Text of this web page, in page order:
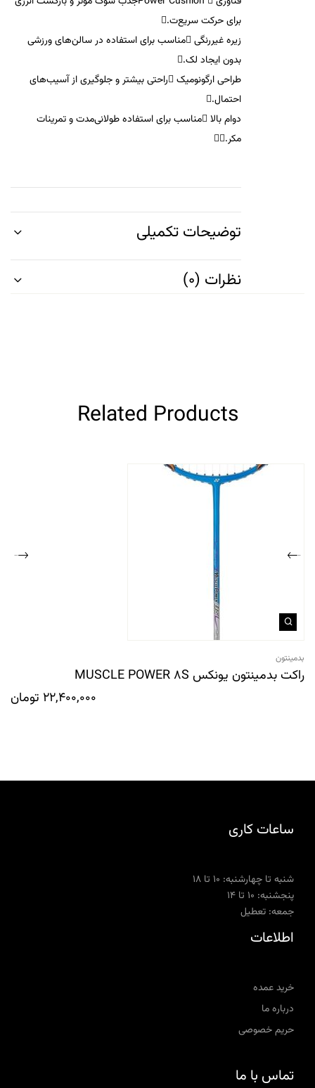
برای حرکت سریع‌ت.
زیره غیررنگی مناسب برای استفاده در سالن‌های ورزشی
بدون ایجاد لک.
طراحی ارگونومیک راحتی بیشتر و جلوگیری از آسیب‌های
احتمال.
دوام بالا مناسب برای استفاده طولانی‌مدت و تمرینات
مکر.
توضیحات تکمیلی
نظرات (0)
Related Products
بدمینتون
راکت بدمینتون یونکس MUSCLE POWER 8S
22,400,000 تومان
ساعات کاری
شنبه تا چهارشنبه: ۱۰ تا ۱۸
پنجشنبه: ۱۰ تا ۱۴
جمعه: تعطیل
اطلاعات
خرید عمده
درباره ما
حریم خصوصی
تماس با ما